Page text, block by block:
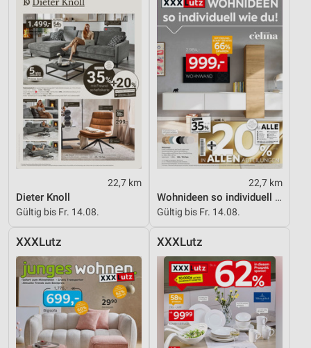
22,7 km
Dieter Knoll
Gültig bis Fr. 14.08.
22,7 km
Wohnideen so individuell wie du!
Gültig bis Fr. 14.08.
XXXLutz XXXLutz